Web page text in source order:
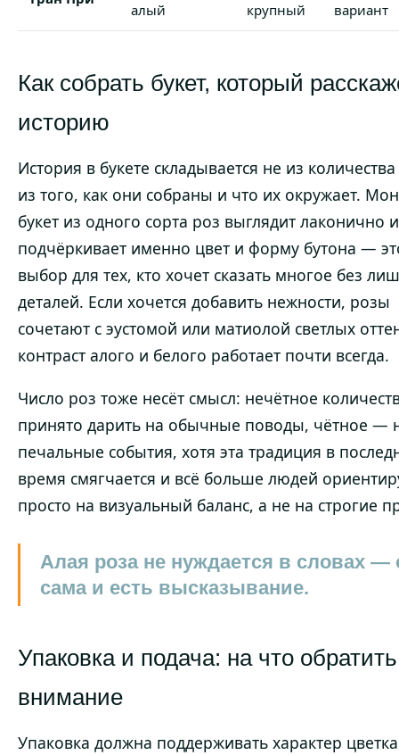
алый крупный вариант
Как собрать букет, который
историю
История в букете складывается не из
из того, как они собраны и что их окружает.
букет из одного сорта роз выглядит лаконично и
подчёркивает именно цвет и форму бутона —
выбор для тех, кто хочет сказать многое без
деталей. Если хочется добавить нежности, розы
сочетают с эустомой или матиолой светлых
контраст алого и белого работает почти всегда.
Число роз тоже несёт смысл: нечётное
принято дарить на обычные поводы, чётное —
печальные события, хотя эта традиция в
время смягчается и всё больше людей
просто на визуальный баланс, а не на строгие
Алая роза не нуждается в словах —
сама и есть высказывание.
Упаковка и подача: на что обратить
внимание
Упаковка должна поддерживать характер